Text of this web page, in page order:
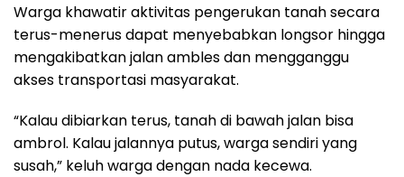
Warga khawatir aktivitas pengerukan tanah secara
terus-menerus dapat menyebabkan longsor hingga
mengakibatkan jalan ambles dan mengganggu
akses transportasi masyarakat.
“Kalau dibiarkan terus, tanah di bawah jalan bisa
ambrol. Kalau jalannya putus, warga sendiri yang
susah,” keluh warga dengan nada kecewa.